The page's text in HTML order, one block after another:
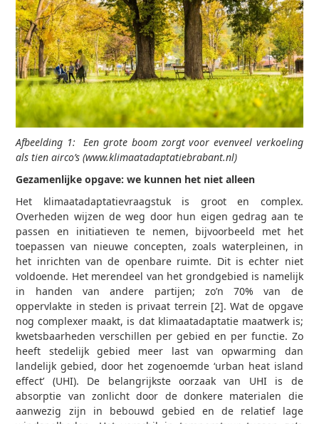
Afbeelding 1: Een grote boom zorgt voor evenveel verkoeling
als tien airco’s (www.klimaatadaptatiebrabant.nl)
Gezamenlijke opgave: we kunnen het niet alleen
Het klimaatadaptatievraagstuk is groot en complex.
Overheden wijzen de weg door hun eigen gedrag aan te
passen en initiatieven te nemen, bijvoorbeeld met het
toepassen van nieuwe concepten, zoals waterpleinen, in
het inrichten van de openbare ruimte. Dit is echter niet
voldoende. Het merendeel van het grondgebied is namelijk
in handen van andere partijen; zo’n 70% van de
oppervlakte in steden is privaat terrein [2]. Wat de opgave
nog complexer maakt, is dat klimaatadaptatie maatwerk is;
kwetsbaarheden verschillen per gebied en per functie. Zo
heeft stedelijk gebied meer last van opwarming dan
landelijk gebied, door het zogenoemde ‘urban heat island
effect’ (UHI). De belangrijkste oorzaak van UHI is de
absorptie van zonlicht door de donkere materialen die
aanwezig zijn in bebouwd gebied en de relatief lage